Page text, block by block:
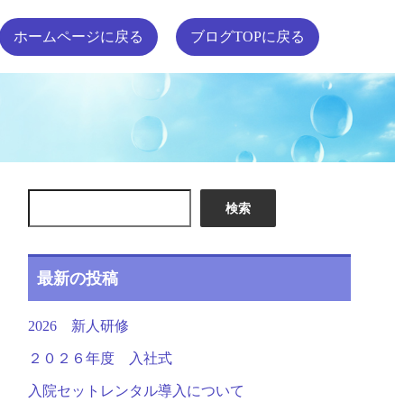
ホームページに戻る ブログTOPに戻る
検索
最新の投稿
2026 新人研修
２０２６年度 入社式
入院セットレンタル導入について